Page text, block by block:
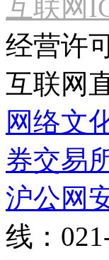
互联网
经营许
互联网
网络文
券交易
沪公网
线：